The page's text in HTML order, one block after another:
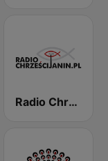
Radio Chrześcijanin